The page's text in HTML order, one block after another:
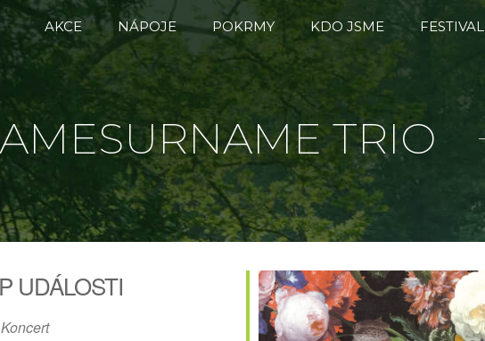
AKCE NÁPOJE POKRMY KDO JSME FESTIVAL
TRIO
UDÁLOSTI
Koncert